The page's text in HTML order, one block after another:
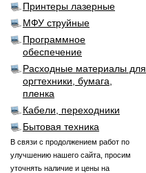
Принтеры лазерные
МФУ струйные
Программное
обеспечение
Расходные материалы для
оргтехники, бумага,
пленка
Кабели, переходники
Бытовая техника
В связи с продолжением работ по
улучшению нашего сайта, просим
уточнять наличие и цены на